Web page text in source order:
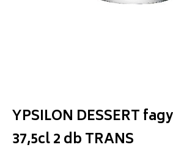
YPSILON DESSERT
37,5cl 2 db TRANS